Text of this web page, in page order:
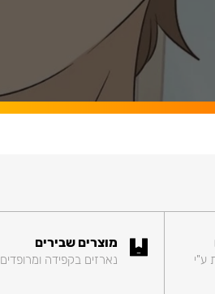
ע"י
מוצרים שבירים
נארזים בקפידה ומרופדים